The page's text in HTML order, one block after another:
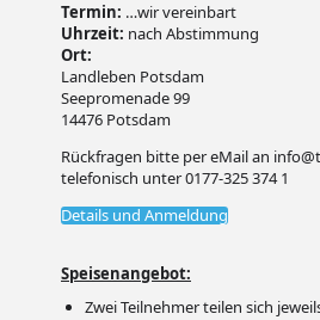
Termin: …wir vereinbart
Uhrzeit: nach Abstimmung
Ort:
Landleben Potsdam
Seepromenade 99
14476 Potsdam
Rückfragen bitte per eMail an
telefonisch unter 0177-325 374 1
Details und Anmeldung
Speisenangebot:
Zwei Teilnehmer teilen sich